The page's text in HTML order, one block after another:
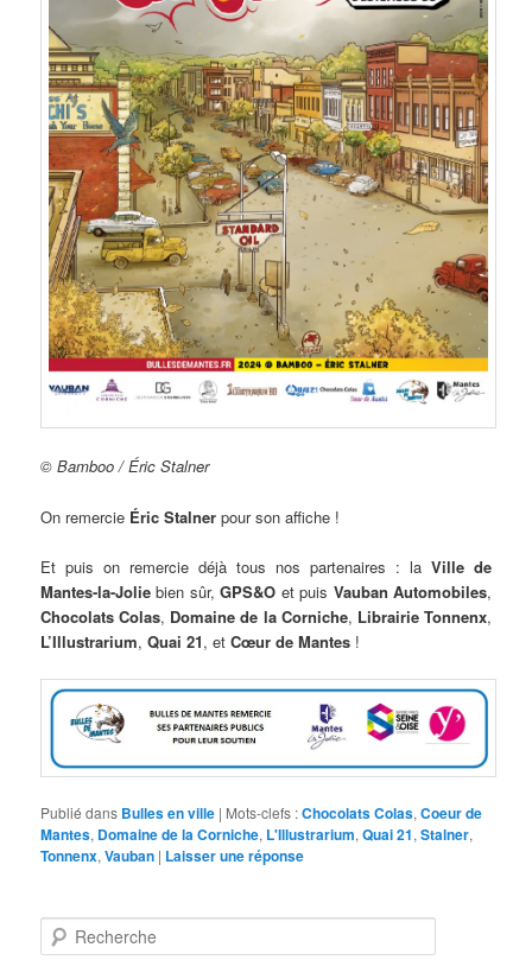
© Bamboo / Éric Stalner
On remercie Éric Stalner pour son affiche !
Et puis on remercie déjà tous nos partenaires : la Ville de
Mantes-la-Jolie bien sûr,GPS&O et puis Vauban Automobiles,
Chocolats Colas, Domaine de la Corniche, Librairie Tonnenx,
L’Illustrarium,Quai 21, etCœur de Mantes !
Publié dans Bulles en ville | Mots-clefs :Chocolats Colas,Coeur de
Mantes, Domaine de la Corniche, L'Illustrarium,Quai 21,Stalner,
Tonnenx,Vauban | Laisser une réponse
Recherche